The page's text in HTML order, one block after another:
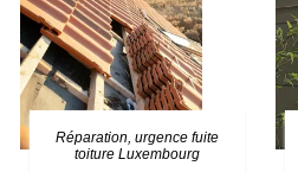
Réparation, urgence fuite
toiture Luxembourg